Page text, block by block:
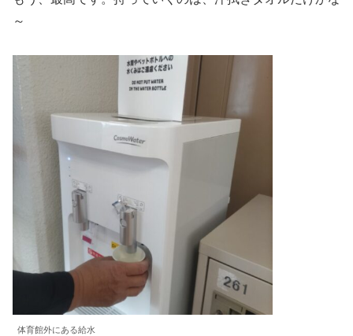
～
体育館外にある給水